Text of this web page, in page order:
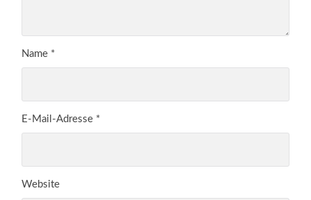
Name *
E-Mail-Adresse *
Website